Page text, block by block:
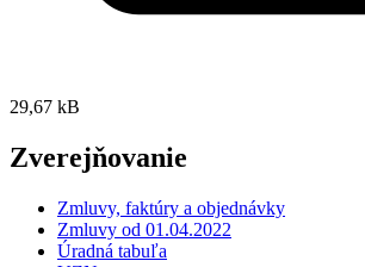
29,67 kB
Zverejňovanie
Zmluvy, faktúry a objednávky
Zmluvy od 01.04.2022
Úradná tabuľa